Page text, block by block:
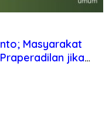
Masyarakat
jika